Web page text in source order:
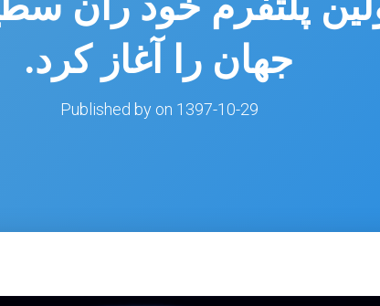
جهان را آغاز کرد.
Published by on 1397-10-29